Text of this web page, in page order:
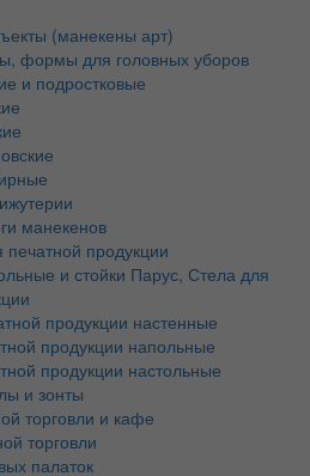
(манекены арт)
формы для головных уборов
и подростковые
манекенов
продукции
и стойки Парус, Стела для
продукции настенные
продукции напольные
продукции настольные
и зонты
торговли и кафе
торговли
палаток